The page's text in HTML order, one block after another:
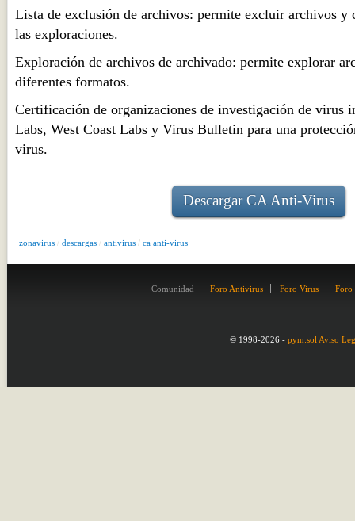
Lista de exclusión de archivos: permite excluir archivos y
las exploraciones.
Exploración de archivos de archivado: permite explorar
diferentes formatos.
Certificación de organizaciones de investigación de virus
Labs, West Coast Labs y Virus Bulletin para una
virus.
Descargar CA Anti-Virus
zonavirus / descargas / antivirus / ca anti-virus
Comunidad Foro Antivirus Foro Virus Foro
© 1998-2026 - pym:sol Aviso